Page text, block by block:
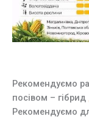
Рекомендуємо
посівом – гібрид
Рекомендуємо